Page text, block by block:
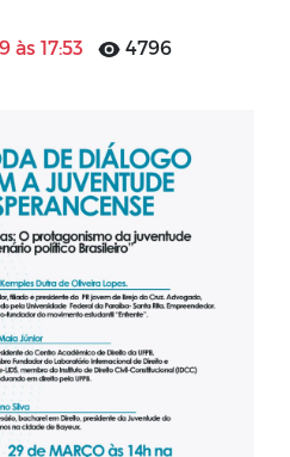
às 17:53
4796